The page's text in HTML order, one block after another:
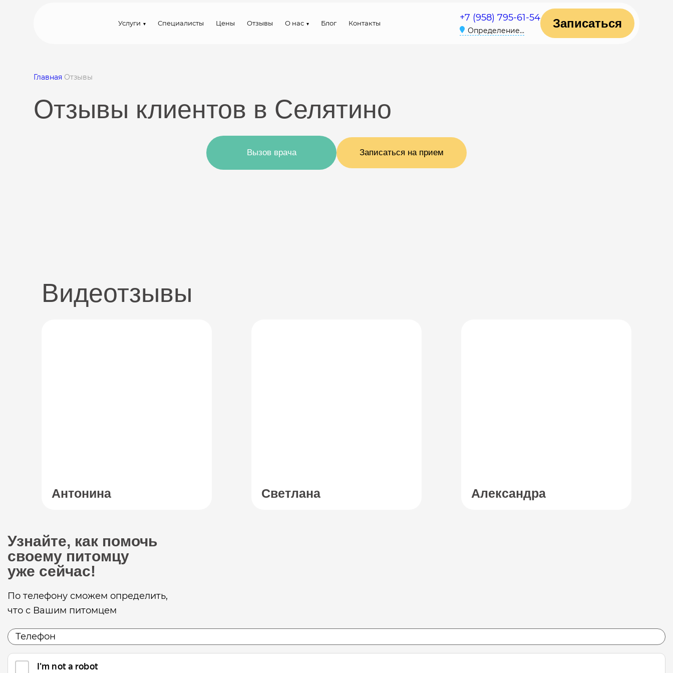
Услуги Специалисты Цены Отзывы О нас Блог Контакты
+7 (958) 795-61-54
Определение...
Записаться
Главная Отзывы
Отзывы клиентов в Селятино
Вызов врача Записаться на прием
Видеотзывы
Антонина Светлана Александра
Узнайте, как помочь
своему питомцу
уже сейчас!
По телефону сможем определить,
что с Вашим питомцем